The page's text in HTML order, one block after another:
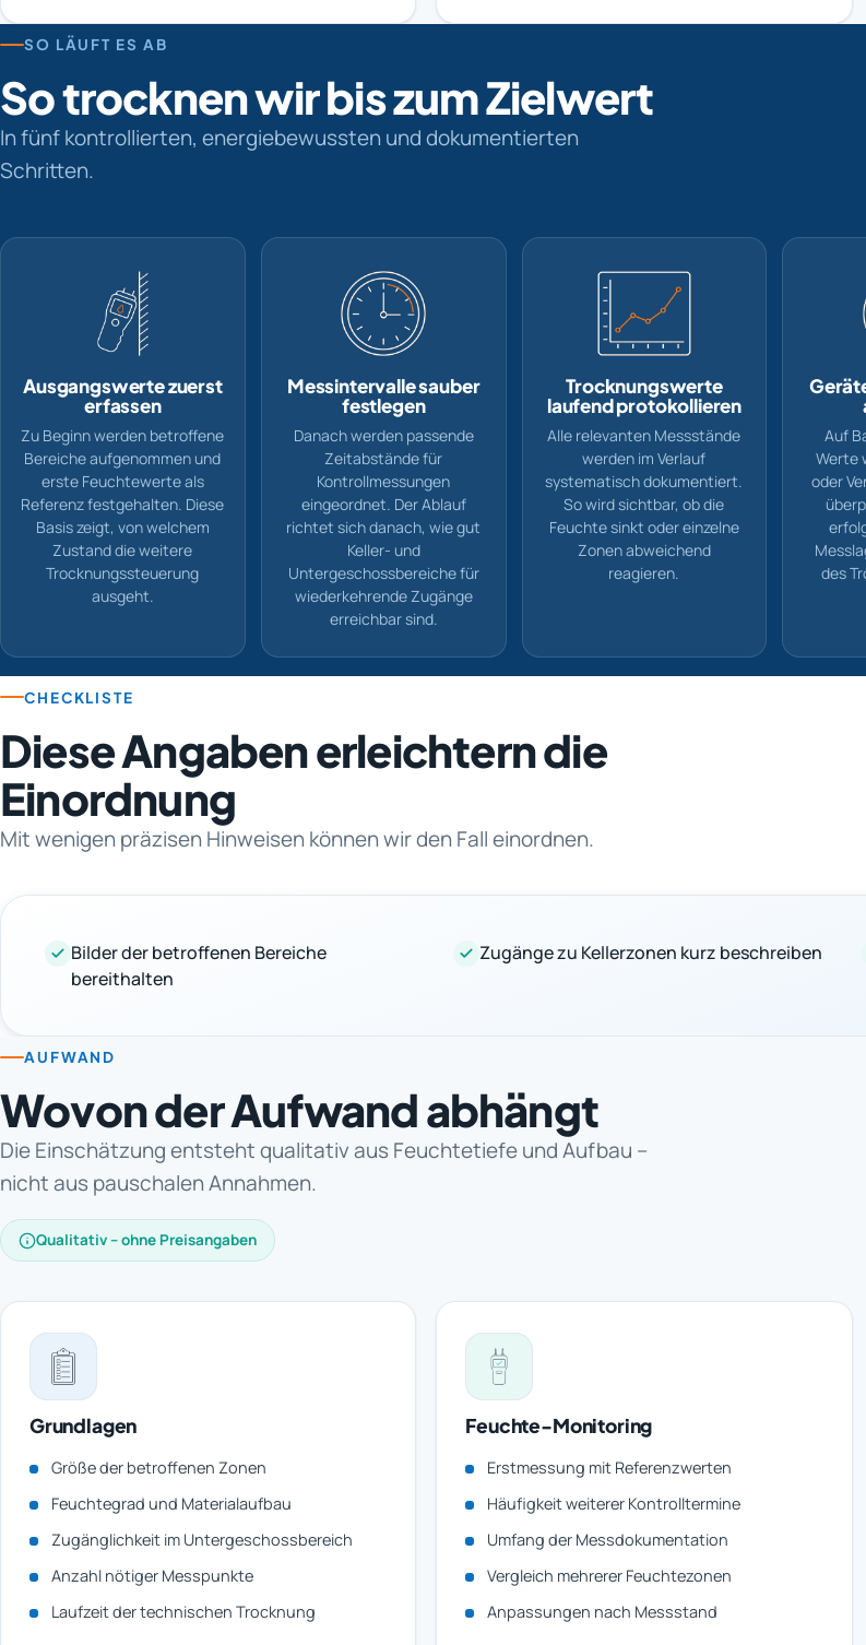
SO LÄUFT ES AB
So trocknen wir bis zum Zielwert
In fünf kontrollierten, energiebewussten und dokumentierten
Schritten.
Ausgangswerte zuerst
erfassen
Zu Beginn werden betroffene
Bereiche aufgenommen und
erste Feuchtewerte als
Referenz festgehalten. Diese
Basis zeigt, von welchem
Zustand die weitere
Trocknungssteuerung
ausgeht.
Messintervalle sauber
festlegen
Danach werden passende
Zeitabstände für
Kontrollmessungen
eingeordnet. Der Ablauf
richtet sich danach, wie gut
Keller- und
Untergeschossbereiche für
wiederkehrende Zugänge
erreichbar sind.
Trocknungswerte
laufend protokollieren
Alle relevanten Messstände
werden im Verlauf
systematisch dokumentiert.
So wird sichtbar, ob die
Feuchte sinkt oder einzelne
Zonen abweichend
reagieren.
Auf
Werte
oder
des
CHECKLISTE
Diese Angaben erleichtern die
Einordnung
Mit wenigen präzisen Hinweisen können wir den Fall einordnen.
Bilder der betroffenen Bereiche
bereithalten
Zugänge zu Kellerzonen kurz beschreiben
AUFWAND
Wovon der Aufwand abhängt
Die Einschätzung entsteht qualitativ aus Feuchtetiefe und Aufbau –
nicht aus pauschalen Annahmen.
Qualitativ – ohne Preisangaben
Grundlagen
Größe der betroffenen Zonen
Feuchtegrad und Materialaufbau
Zugänglichkeit im Untergeschossbereich
Anzahl nötiger Messpunkte
Laufzeit der technischen Trocknung
Feuchte-Monitoring
Erstmessung mit Referenzwerten
Häufigkeit weiterer Kontrolltermine
Umfang der Messdokumentation
Vergleich mehrerer Feuchtezonen
Anpassungen nach Messstand